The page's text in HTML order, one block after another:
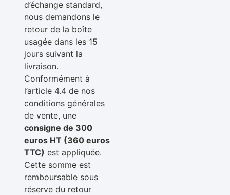
d’échange standard,
nous demandons le
retour de la boîte
usagée dans les 15
jours suivant la
livraison.
Conformément à
l’article 4.4 de nos
conditions générales
de vente, une
consigne de 300
euros HT (360 euros
TTC) est appliquée.
Cette somme est
remboursable sous
réserve du retour